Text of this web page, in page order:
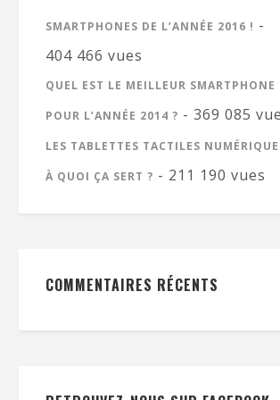
SMARTPHONES DE L’ANNÉE 2016 ! -
404 466 vues
QUEL EST LE MEILLEUR SMARTPHONE
POUR L’ANNÉE 2014 ? - 369 085
LES TABLETTES TACTILES
À QUOI ÇA SERT ? - 211 190 vues
COMMENTAIRES RÉCENTS